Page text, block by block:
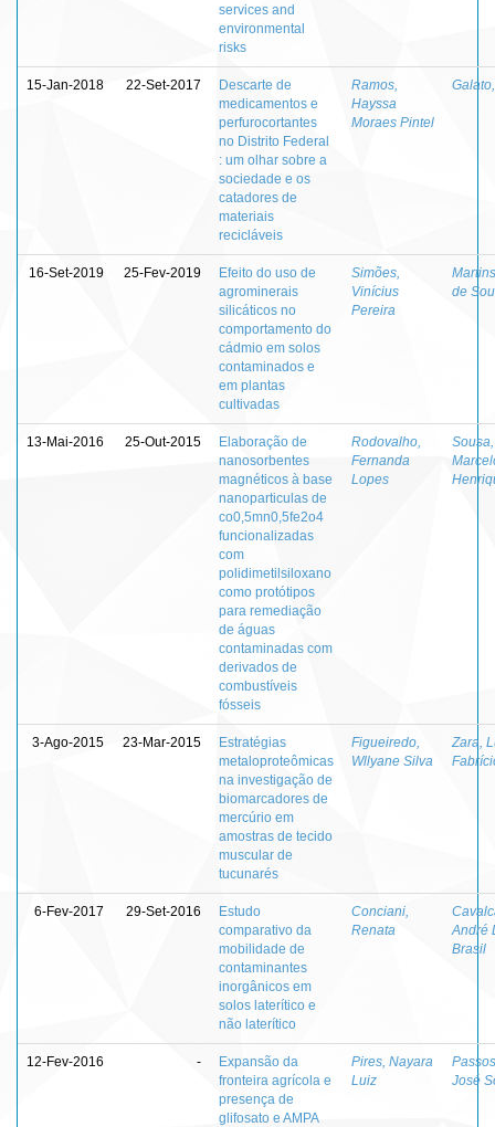
services and
environmental
risks
15-Jan-2018 22-Set-2017
Descarte de
medicamentos e
perfurocortantes
no Distrito Federal
: um olhar sobre a
sociedade e os
catadores de
materiais
recicláveis
Ramos,
Hayssa
Moraes Pintel
16-Set-2019 25-Fev-2019
Efeito do uso de
agrominerais
silicáticos no
comportamento do
cádmio em solos
contaminados e
em plantas
cultivadas
Simões,
Vinícius
Pereira
de
13-Mai-2016 25-Out-2015
Elaboração de
nanosorbentes
magnéticos à base
nanoparticulas de
co0,5mn0,5fe2o4
funcionalizadas
com
polidimetilsiloxano
como protótipos
para remediação
de águas
contaminadas com
derivados de
combustíveis
fósseis
Rodovalho,
Fernanda
Lopes
Sousa,
3-Ago-2015 23-Mar-2015
Estratégias
metaloproteômicas
na investigação de
biomarcadores de
mercúrio em
amostras de tecido
muscular de
tucunarés
Figueiredo,
Wllyane Silva
Zara,
6-Fev-2017 29-Set-2016
Estudo
comparativo da
mobilidade de
contaminantes
inorgânicos em
solos laterítico e
não laterítico
Conciani,
Renata
André
Brasil
12-Fev-2016 -
Expansão da
fronteira agrícola e
presença de
glifosato e AMPA
Pires, Nayara
Luiz
José